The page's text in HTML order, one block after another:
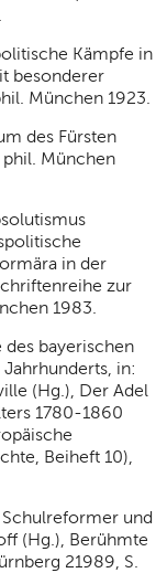
Kämpfe in
besonderer
München 1923.
des Fürsten
München
in der
zur
1983.
bayerischen
in:
(Hg.), Der Adel
1780-1860
Beiheft 10),
Schulreformer und
(Hg.), Berühmte
21989, S.